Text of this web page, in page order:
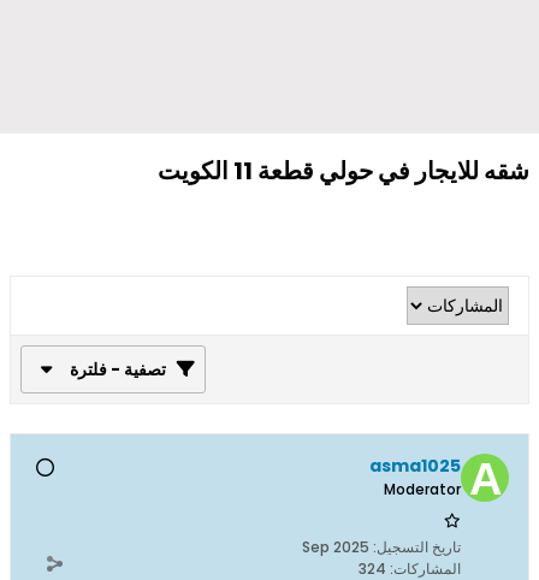
شقه للايجار في حولي قطعة 11 الكويت
تصفية - فلترة
asma1025
Moderator
تاريخ التسجيل: Sep 2025
المشاركات: 324